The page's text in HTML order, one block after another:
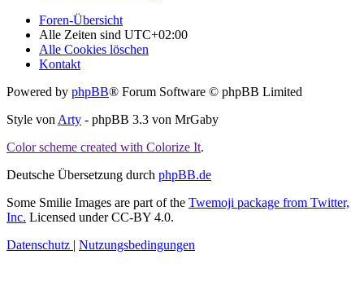
Foren-Übersicht
Alle Zeiten sind UTC+02:00
Alle Cookies löschen
Kontakt
Powered by phpBB® Forum Software © phpBB Limited
Style von Arty - phpBB 3.3 von MrGaby
Color scheme created with Colorize It.
Deutsche Übersetzung durch phpBB.de
Some Smilie Images are part of the Twemoji package from Twitter,
Inc. Licensed under CC-BY 4.0.
Datenschutz | Nutzungsbedingungen